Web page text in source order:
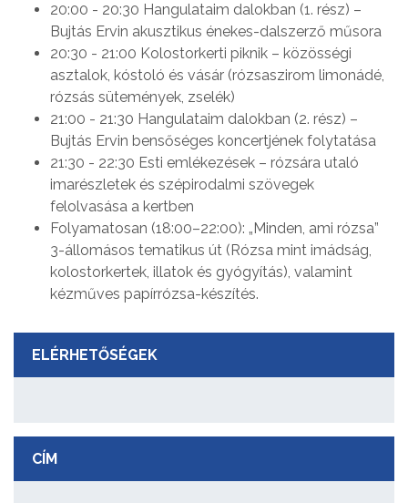
20:00 - 20:30 Hangulataim dalokban (1. rész) –
Bujtás Ervin akusztikus énekes-dalszerző műsora
20:30 - 21:00 Kolostorkerti piknik – közösségi
asztalok, kóstoló és vásár (rózsaszirom limonádé,
rózsás sütemények, zselék)
21:00 - 21:30 Hangulataim dalokban (2. rész) –
Bujtás Ervin bensőséges koncertjének folytatása
21:30 - 22:30 Esti emlékezések – rózsára utaló
imarészletek és szépirodalmi szövegek
felolvasása a kertben
Folyamatosan (18:00–22:00): „Minden, ami rózsa”
3-állomásos tematikus út (Rózsa mint imádság,
kolostorkertek, illatok és gyógyítás), valamint
kézműves papírrózsa-készítés.
ELÉRHETŐSÉGEK
CÍM